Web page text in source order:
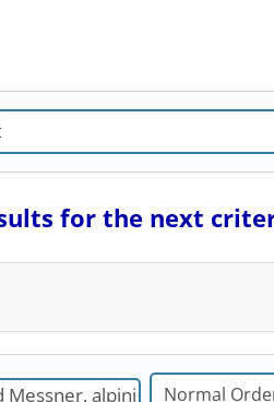
for the next